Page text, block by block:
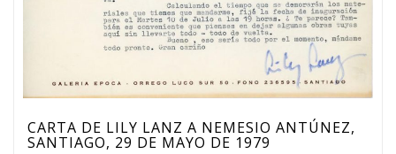
CARTA DE LILY LANZ A NEMESIO ANTÚNEZ,
SANTIAGO, 29 DE MAYO DE 1979